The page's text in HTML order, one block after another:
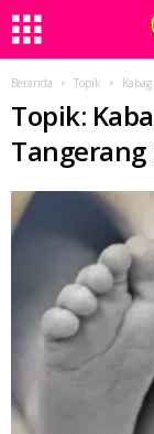
Beranda Topik
Topik:
Tangerang